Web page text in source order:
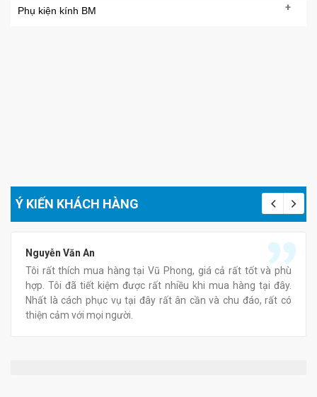
Phụ kiện kính BM +
Ý KIẾN KHÁCH HÀNG
Nguyễn Văn An
Tôi rất thích mua hàng tại Vũ Phong, giá cả rất tốt và phù
hợp. Tôi đã tiết kiệm được rất nhiều khi mua hàng tại đây.
Nhất là cách phục vụ tại đây rất ân cần và chu đáo, rất có
thiện cảm với mọi người.